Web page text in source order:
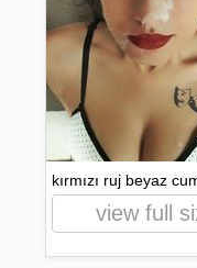
kırmızı ruj beyaz
view full